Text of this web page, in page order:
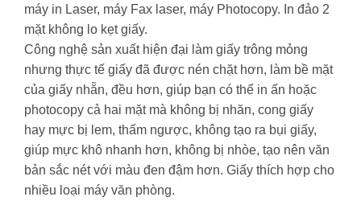
máy in Laser, máy Fax laser, máy Photocopy. In đảo 2
mặt không lo kẹt giấy.
Công nghệ sản xuất hiện đại làm giấy trông mỏng
nhưng thực tế giấy đã được nén chặt hơn, làm bề mặt
của giấy nhẵn, đều hơn, giúp bạn có thể in ấn hoặc
photocopy cả hai mặt mà không bị nhăn, cong giấy
hay mực bị lem, thấm ngược, không tạo ra bụi giấy,
giúp mực khô nhanh hơn, không bị nhòe, tạo nên văn
bản sắc nét với màu đen đậm hơn. Giấy thích hợp cho
nhiều loại máy văn phòng.